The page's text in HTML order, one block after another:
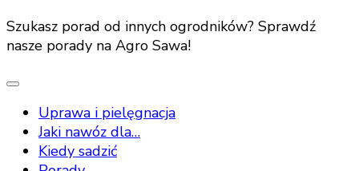
Szukasz porad od innych ogrodników? Sprawdź
nasze porady na Agro Sawa!
Uprawa i pielęgnacja
Jaki nawóz dla…
Kiedy sadzić